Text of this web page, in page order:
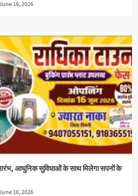
16, 2026
आधुनिक सुविधाओं के साथ मिलेगा सपनों के
16, 2026